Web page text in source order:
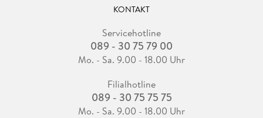
KONTAKT
Servicehotline
089 - 30 75 79 00
Mo. - Sa. 9.00 - 18.00 Uhr
Filialhotline
089 - 30 75 75 75
Mo. - Sa. 9.00 - 18.00 Uhr